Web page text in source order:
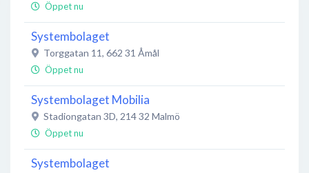
Öppet nu
Systembolaget
Torggatan 11, 662 31 Åmål
Öppet nu
Systembolaget Mobilia
Stadiongatan 3D, 214 32 Malmö
Öppet nu
Systembolaget